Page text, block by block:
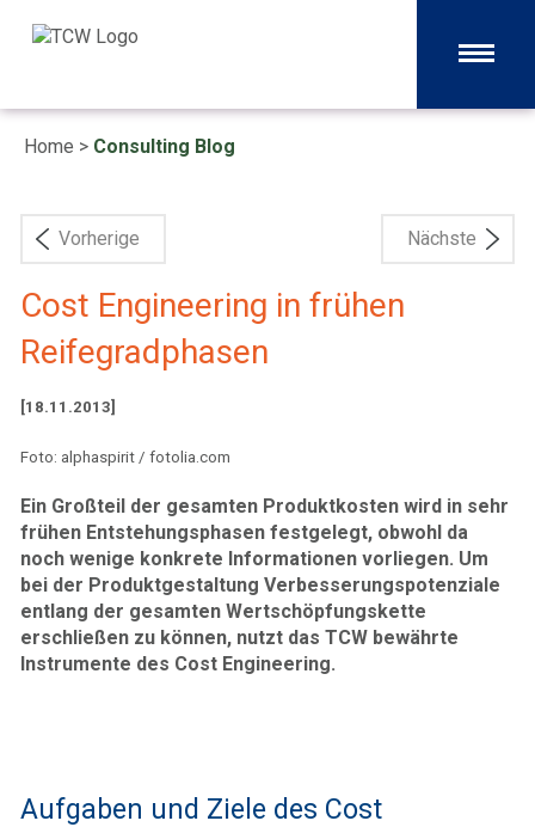
Home > Consulting Blog
Vorherige Nächste
Cost Engineering in frühen
Reifegradphasen
[18.11.2013]
Foto: alphaspirit / fotolia.com
Ein Großteil der gesamten Produktkosten wird in sehr
frühen Entstehungsphasen festgelegt, obwohl da
noch wenige konkrete Informationen vorliegen. Um
bei der Produktgestaltung Verbesserungspotenziale
entlang der gesamten Wertschöpfungskette
erschließen zu können, nutzt das TCW bewährte
Instrumente des Cost Engineering.
Aufgaben und Ziele des Cost